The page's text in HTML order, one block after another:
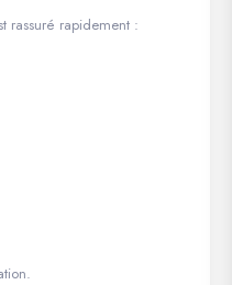
rassuré rapidement :